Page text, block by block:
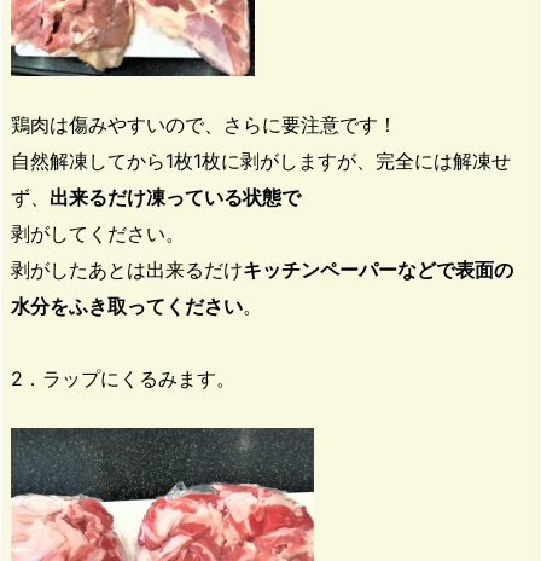
鶏肉は傷みやすいので、さらに要注意です！
自然解凍してから1枚1枚に剥がしますが、完全には解凍せ
ず、 出来るだけ凍っている状態で
剥がしてください。
剥がしたあとは出来るだけキッチンペーパーなどで表面の
水分をふき取ってください。
2．ラップにくるみます。